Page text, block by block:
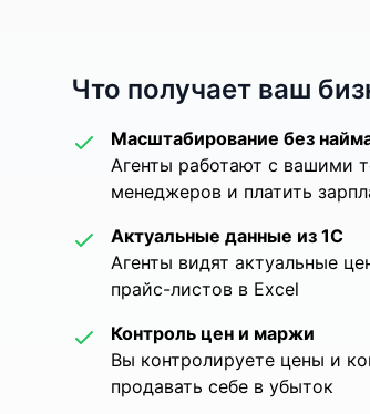
Что получает ваш
Масштабирование без
Агенты работают с вашими
менеджеров и платить
Актуальные данные из 1С
Агенты видят актуальные
прайс-листов в Excel
Контроль цен и маржи
Вы контролируете цены и
продавать себе в убыток